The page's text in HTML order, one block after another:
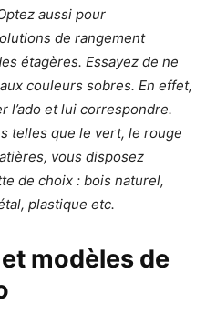
aussi pour
de rangement
étagères. Essayez de ne
couleurs sobres. En effet,
l’ado et lui correspondre.
telles que le vert, le rouge
vous disposez
de choix : bois naturel,
plastique etc.
modèles de